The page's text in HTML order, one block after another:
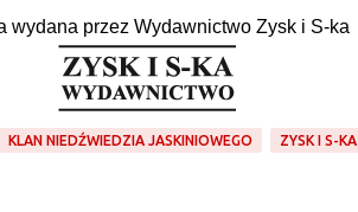
wydana przez Wydawnictwo Zysk i S-ka
KLAN NIEDŹWIEDZIA JASKINIOWEGO ZYSK I S-KA